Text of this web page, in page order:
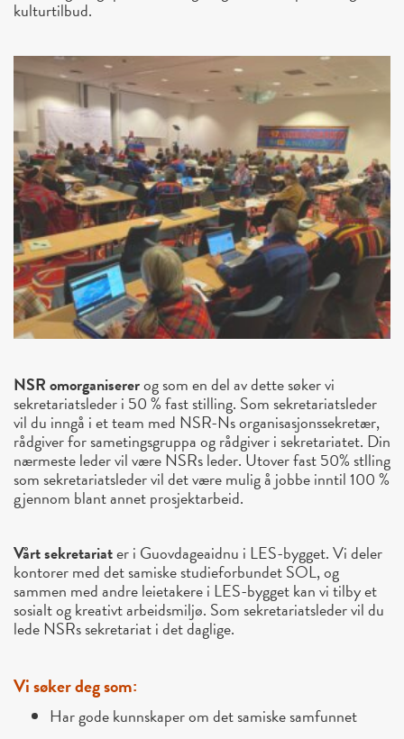
kulturtilbud.
NSR omorganisererog som en del av dette søker vi
sekretariatsleder i 50 % fast stilling. Som sekretariatsleder
vil du inngå i et team med NSR-Ns organisasjonssekretær,
rådgiver for sametingsgruppa og rådgiver i sekretariatet. Din
nærmeste leder vil være NSRs leder. Utover fast 50% stlling
som sekretariatsleder vil det være mulig å jobbe inntil 100 %
gjennom blant annet prosjektarbeid.
Vårt sekretariater i Guovdageaidnu i LES-bygget. Vi deler
kontorer med det samiske studieforbundet SOL, og
sammen med andre leietakere i LES-bygget kan vi tilby et
sosialt og kreativt arbeidsmiljø. Som sekretariatsleder vil du
lede NSRs sekretariat i det daglige.
Vi søker deg som:
Har gode kunnskaper om det samiske samfunnet